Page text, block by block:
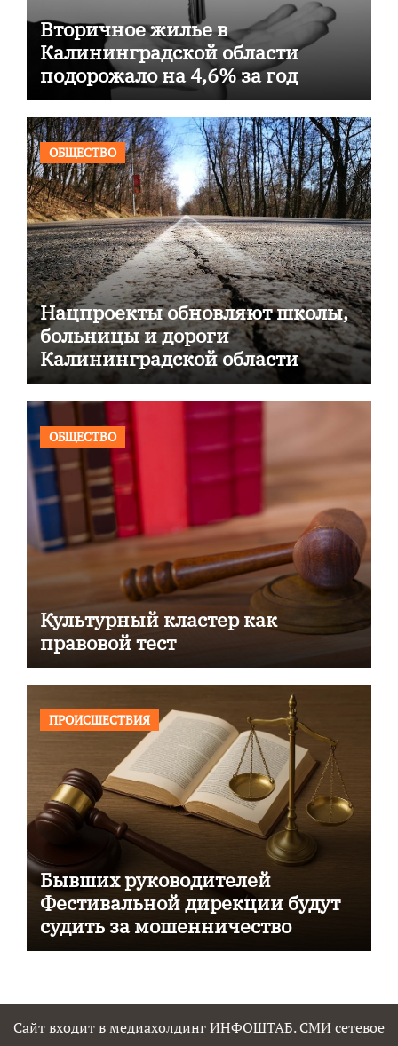
Вторичное жилье в
Калининградской области
подорожало на 4,6% за год
ОБЩЕСТВО
Нацпроекты обновляют школы,
больницы и дороги
Калининградской области
ОБЩЕСТВО
Культурный кластер как
правовой тест
ПРОИСШЕСТВИЯ
Бывших руководителей
Фестивальной дирекции будут
судить за мошенничество
Сайт входит в медиахолдинг ИНФОШТАБ. СМИ сетевое